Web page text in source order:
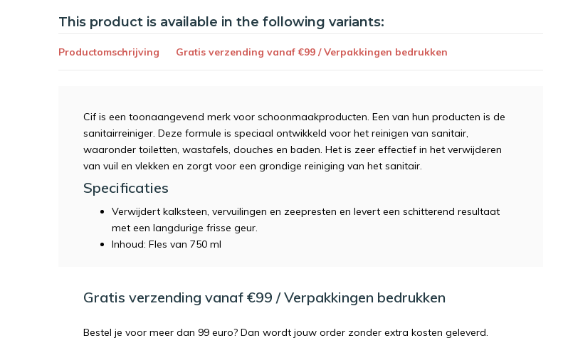
This product is available in the following variants:
Productomschrijving Gratis verzending vanaf €99 / Verpakkingen bedrukken
Cif is een toonaangevend merk voor schoonmaakproducten. Een van hun producten is de
sanitairreiniger. Deze formule is speciaal ontwikkeld voor het reinigen van sanitair,
waaronder toiletten, wastafels, douches en baden. Het is zeer effectief in het verwijderen
van vuil en vlekken en zorgt voor een grondige reiniging van het sanitair.
Specificaties
Verwijdert kalksteen, vervuilingen en zeepresten en levert een schitterend resultaat
met een langdurige frisse geur.
Inhoud: Fles van 750 ml
Gratis verzending vanaf €99 / Verpakkingen bedrukken
Bestel je voor meer dan 99 euro? Dan wordt jouw order zonder extra kosten geleverd.